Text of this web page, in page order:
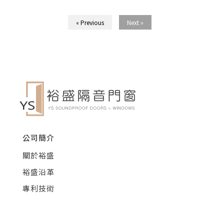
« Previous Next »
公司簡介
關於裕盛
裕盛沿革
專利技術